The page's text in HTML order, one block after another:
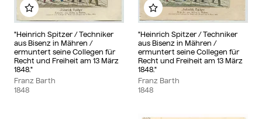
"Heinrich Spitzer / Techniker
aus Bisenz in Mähren /
ermuntert seine Collegen für
Recht und Freiheit am 13 März
1848."
Franz Barth
1848
Add to my album
"Heinrich Spitzer / Techniker
aus Bisenz in Mähren /
ermuntert seine Collegen für
Recht und Freiheit am 13 März
1848."
Franz Barth
1848
Add to my album